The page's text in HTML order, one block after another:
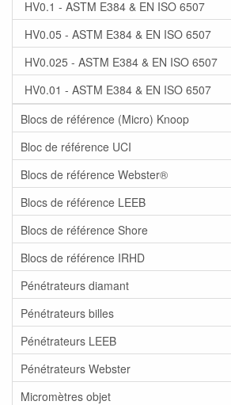
HV0.1 - ASTM E384 & EN ISO 6507
HV0.05 - ASTM E384 & EN ISO 6507
HV0.025 - ASTM E384 & EN ISO 6507
HV0.01 - ASTM E384 & EN ISO 6507
Blocs de référence (Micro) Knoop
Bloc de référence UCI
Blocs de référence Webster®
Blocs de référence LEEB
Blocs de référence Shore
Blocs de référence IRHD
Pénétrateurs diamant
Pénétrateurs billes
Pénétrateurs LEEB
Pénétrateurs Webster
Micromètres objet